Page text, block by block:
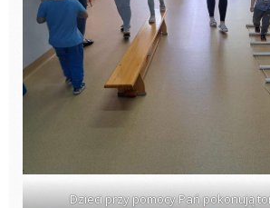
Dzieci przy pomocy Pań pokonują